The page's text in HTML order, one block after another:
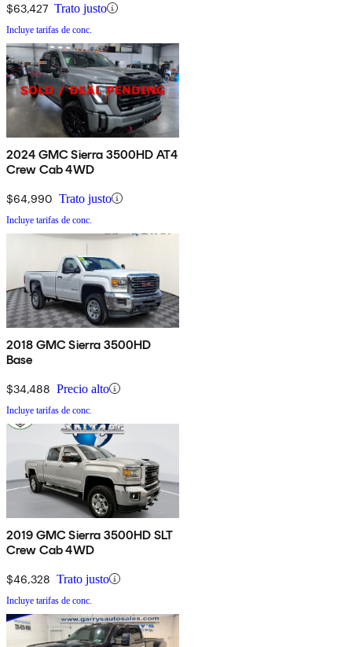
$63,427 Trato justo
Incluye tarifas de conc.
2024 GMC Sierra 3500HD AT4
Crew Cab 4WD
$64,990 Trato justo
Incluye tarifas de conc.
2018 GMC Sierra 3500HD
Base
$34,488 Precio alto
Incluye tarifas de conc.
2019 GMC Sierra 3500HD SLT
Crew Cab 4WD
$46,328 Trato justo
Incluye tarifas de conc.